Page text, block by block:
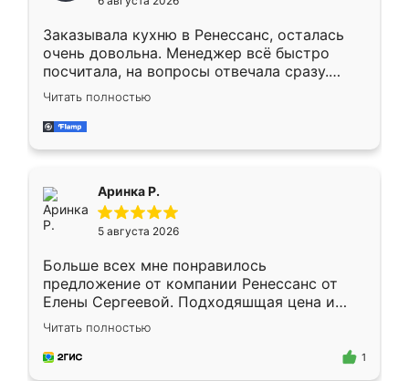
мебели буду заказывать только здесь.
Заказывала кухню в Ренессанс, осталась
очень довольна. Менеджер всё быстро
посчитала, на вопросы отвечала сразу.
Замерщик приехал в субботу, подошёл к
делу со всей ответственностью. Собрали
за день, ребята работали аккуратно, даже
Читать полностью
Аринка Р.
5 августа 2026
Больше всех мне понравилось
предложение от компании Ренессанс от
Елены Сергеевой. Подходяшщая цена и
короткие сроки изготовления. Приехавший
для замера сотрудник Владислав
предложил по моему эскизу самый
Читать полностью
1